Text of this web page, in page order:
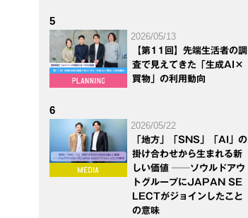
5
2026/05/13
【第11回】先端生活者の調
査で見えてきた「生成AI×
買物」の利用動向
6
2026/05/22
「地方」「SNS」「AI」の
掛け合わせから生まれる新
しい価値 ──ソウルドアウ
トグループにJAPAN SE
LECTがジョインしたこと
の意味